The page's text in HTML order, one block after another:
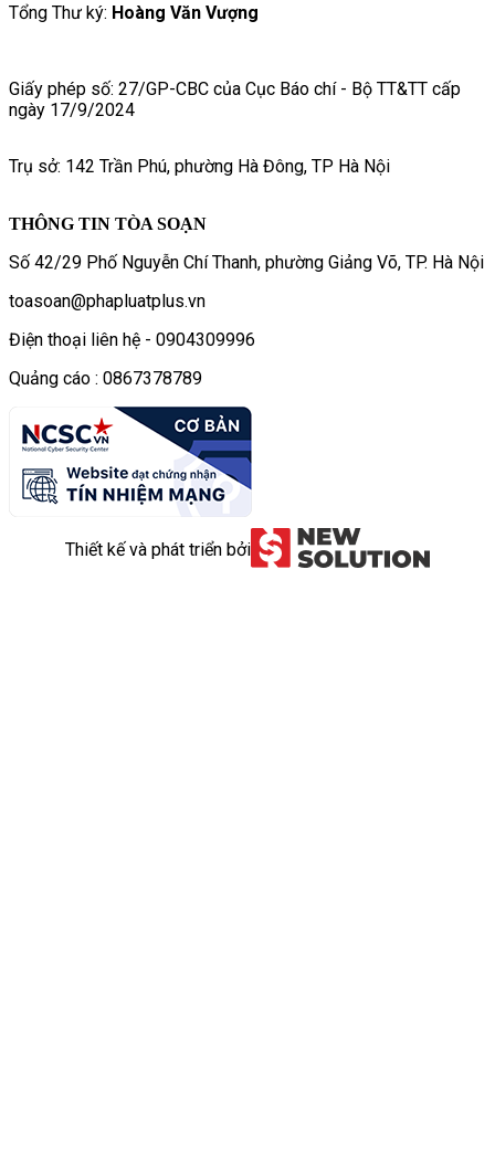
Tổng Thư ký: Hoàng Văn Vượng
Giấy phép số: 27/GP-CBC của Cục Báo chí - Bộ TT&TT cấp
ngày 17/9/2024
Trụ sở: 142 Trần Phú, phường Hà Đông, TP Hà Nội
THÔNG TIN TÒA SOẠN
Số 42/29 Phố Nguyễn Chí Thanh, phường Giảng Võ, TP. Hà Nội
toasoan@phapluatplus.vn
Điện thoại liên hệ - 0904309996
Quảng cáo : 0867378789
Thiết kế và phát triển bởi